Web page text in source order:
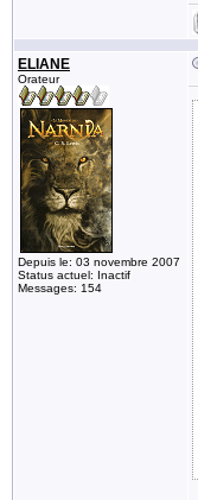
ELIANE
Orateur
Depuis le: 03 novembre 2007
Status actuel: Inactif
Messages: 154